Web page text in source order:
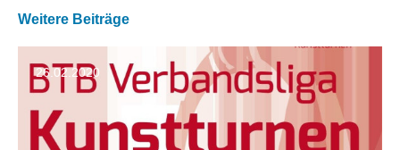
Weitere Beiträge
26.02.2020